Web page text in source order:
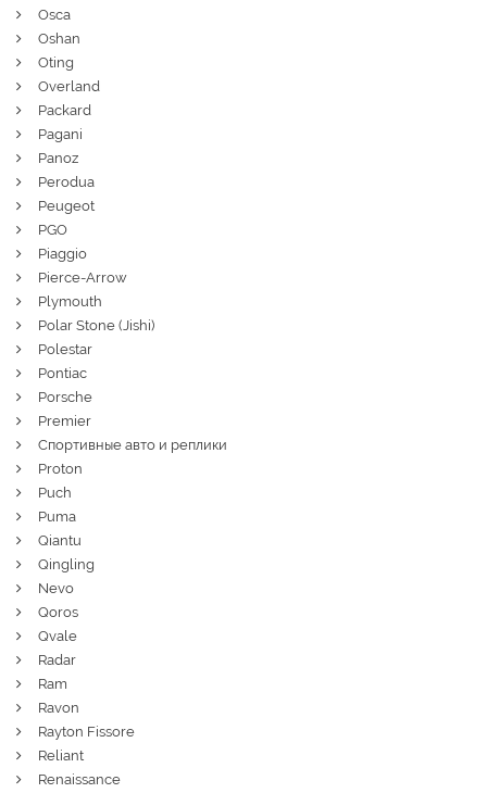
Osca
Oshan
Oting
Overland
Packard
Pagani
Panoz
Perodua
Peugeot
PGO
Piaggio
Pierce-Arrow
Plymouth
Polar Stone (Jishi)
Polestar
Pontiac
Porsche
Premier
Спортивные авто и реплики
Proton
Puch
Puma
Qiantu
Qingling
Nevo
Qoros
Qvale
Radar
Ram
Ravon
Rayton Fissore
Reliant
Renaissance